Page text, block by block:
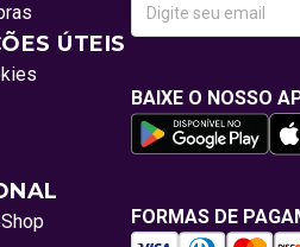
ÚTEIS
BAIXE O NOSSO
FORMAS DE